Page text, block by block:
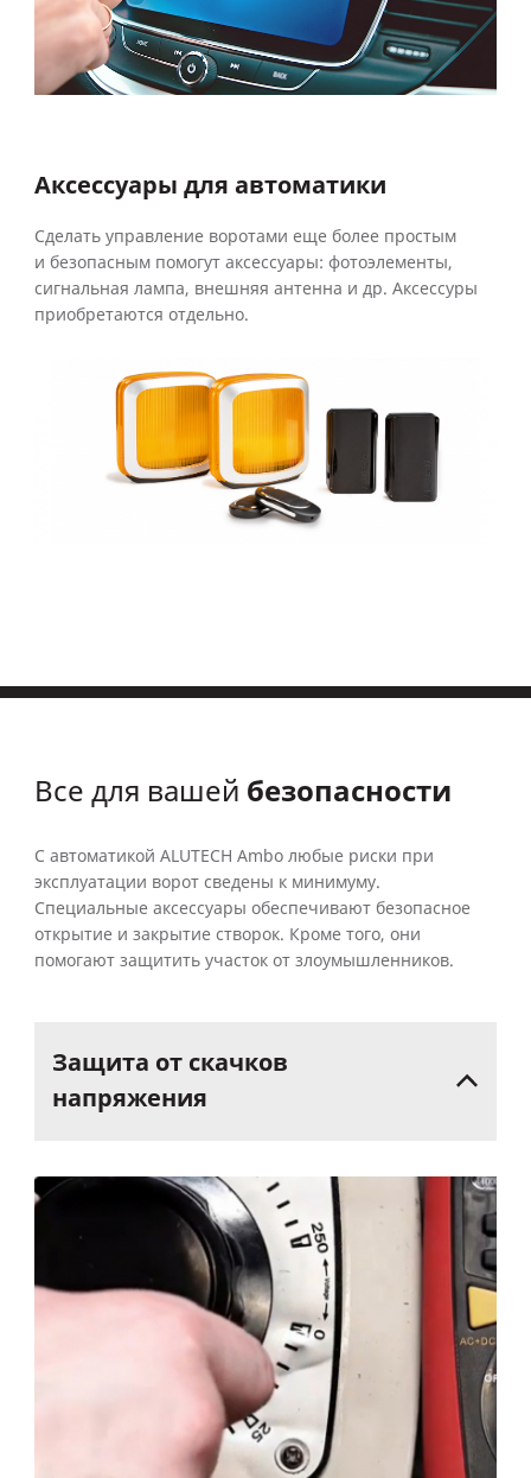
Аксессуары для автоматики
Сделать управление воротами еще более простым
и безопасным помогут аксессуары: фотоэлементы,
сигнальная лампа, внешняя антенна и др. Аксессуры
приобретаются отдельно.
Все для вашей безопасности
С автоматикой ALUTECH Ambo любые риски при
эксплуатации ворот сведены к минимуму.
Специальные аксессуары обеспечивают безопасное
открытие и закрытие створок. Кроме того, они
помогают защитить участок от злоумышленников.
Защита от скачков
напряжения